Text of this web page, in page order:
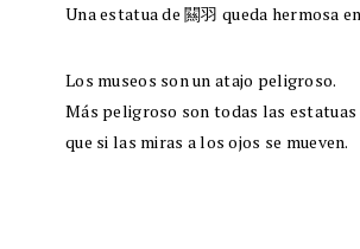
Una estatua de 闗羽 queda hermosa
Los museos son un atajo peligroso.
Más peligroso son todas las estatuas
que si las miras a los ojos se mueven.